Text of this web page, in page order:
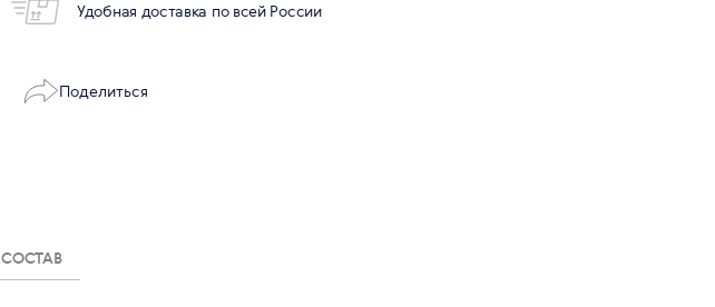
Удобная доставка по всей России
Поделиться
СОСТАВ